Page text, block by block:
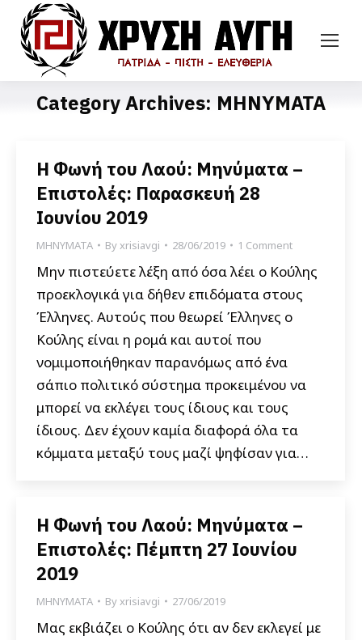
Category Archives: ΜΗΝΥΜΑΤΑ
Η Φωνή του Λαού: Μηνύματα –
Επιστολές: Παρασκευή 28
Ιουνίου 2019
ΜΗΝΥΜΑΤΑ Byxrisiavgi 28/06/2019 1 Comment
Μην πιστεύετε λέξη από όσα λέει ο Κούλης
προεκλογικά για δήθεν επιδόματα στους
Έλληνες. Αυτούς που θεωρεί Έλληνες ο
Κούλης είναι η ρομά και αυτοί που
νομιμοποιήθηκαν παρανόμως από ένα
σάπιο πολιτικό σύστημα προκειμένου να
μπορεί να εκλέγει τους ίδιους και τους
ίδιους. Δεν έχουν καμία διαφορά όλα τα
κόμματα μεταξύ τους μαζί ψηφίσαν για…
Η Φωνή του Λαού: Μηνύματα –
Επιστολές: Πέμπτη 27 Ιουνίου
2019
ΜΗΝΥΜΑΤΑ Byxrisiavgi 27/06/2019
Μας εκβιάζει ο Κούλης ότι αν δεν εκλεγεί με